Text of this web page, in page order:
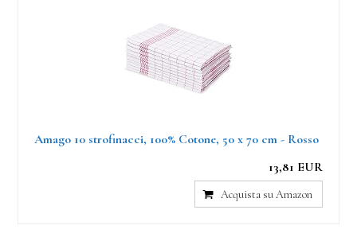
Amago 10 strofinacci, 100% Cotone, 50 x 70 cm - Rosso
13,81 EUR
Acquista su Amazon